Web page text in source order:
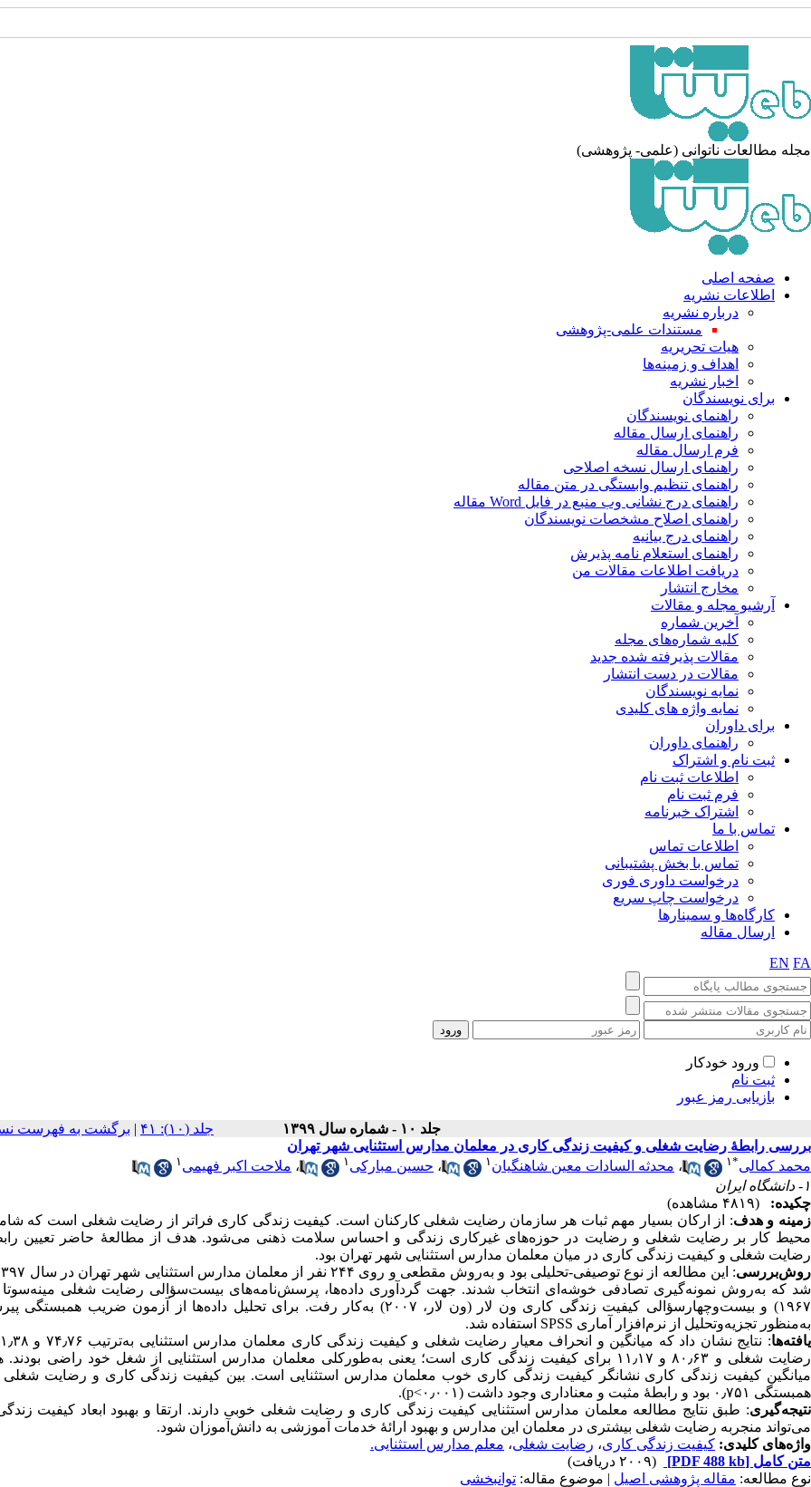
مجله مطالعات ناتوانی (علمی- پژوهشی)
صفحه اصلی
اطلاعات نشریه
درباره نشریه
مستندات علمی-پژوهشی
هیات تحریریه
اهداف و زمینه‌ها
اخبار نشریه
برای نویسندگان
راهنمای نویسندگان
راهنمای ارسال مقاله
فرم ارسال مقاله
راهنمای ارسال نسخه اصلاحی
راهنمای تنظیم وابستگی در متن مقاله
راهنمای درج نشانی وب منبع در فایل Word مقاله
راهنمای اصلاح مشخصات نویسندگان
راهنمای درج بیانیه
راهنمای استعلام نامه پذیرش
دریافت اطلاعات مقالات من
مخارج انتشار
آرشیو مجله و مقالات
آخرین شماره
کلیه شماره‌های مجله
مقالات پذیرفته شده جدید
مقالات در دست انتشار
نمایه نویسندگان
نمایه واژه های کلیدی
برای داوران
راهنمای داوران
ثبت نام و اشتراک
اطلاعات ثبت نام
فرم ثبت نام
اشتراک خبرنامه
تماس با ما
اطلاعات تماس
تماس با بخش پشتیبانی
درخواست داوری فوری
درخواست چاپ سریع
کارگاه‌ها و سمینارها
ارسال مقاله
EN FA
ورود خودکار
ثبت نام
بازیابی رمز عبور
جلد ۱۰ - شماره سال ۱۳۹۹ ‫جلد (۱۰): ۴۱ | برگشت به فهرست
بررسی رابطهٔ رضایت شغلی و کیفیت زندگی کاری در معلمان مدارس استثنایی شهر تهران
محمد کمالی*۱ ، محدثه السادات معین شاهنگیان ۱ ، حسین مبارکی ۱ ، ملاحت اکبر فهیمی ۱
۱- دانشگاه ایران
چکیده:
(۴۸۱۹ مشاهده)
زمینه و هدف: از ارکان بسیار مهم ثبات هر سازمان رضایت شغلی کارکنان است. کیفیت زندگی کاری فراتر از رضایت شغلی است که
محیط کار بر رضایت شغلی و رضایت در حوزه‌های غیرکاری زندگی و احساس سلامت ذهنی می‌شود. هدف از مطالعهٔ حاضر تعیین
رضایت شغلی و کیفیت زندگی کاری در میان معلمان مدارس استثنایی شهر تهران بود.
روش‌بررسی
شد که به‌روش نمونه‌گیری تصادفی خوشه‌ای انتخاب شدند. جهت گردآوری داده‌ها، پرسش‌نامه‌‌های بیست‌سؤالی رضایت شغلی
۱۹۶۷) و بیست‌و‌چهارسؤالی کیفیت زندگی کاری ون لار (ون لار، ۲۰۰۷) به‌کار رفت. برای تحلیل داده‌ها از آزمون ضریب
به‌منظور تجزیه‌وتحلیل از نرم‌افزار آماری SPSS استفاده شد.
یافته‌ها
رضایت شغلی و ۸۰٫۶۳ و ۱۱٫۱۷ برای کیفیت زندگی کاری است؛ یعنی به‌طورکلی معلمان مدارس استثنایی از شغل خود راضی
میانگین کیفیت زندگی کاری نشانگر کیفیت زندگی کاری خوب معلمان مدارس استثنایی است. بین کیفیت زندگی کاری و رضایت
همبستگی ۰٫۷۵۱ بود و رابطهٔ مثبت و معناداری وجود داشت (۰٫۰۰۱>p).
نتیجه‌گیری: طبق نتایج مطالعه معلمان مدارس استثنایی کیفیت زندگی کاری و رضایت شغلی خوبی دارند. ارتقا و بهبود ابعاد کیفیت
می‌تواند منجربه رضایت شغلی بیشتری در معلمان این مدارس و بهبود ارائهٔ خدمات آموزشی به دانش‌آموزان شود.
واژه‌های کلیدی: کیفیت زندگی کاری، رضایت شغلی، معلم مدارس ‌استثنایی.
متن کامل [PDF 488 kb]
(۲۰۰۹ دریافت)
نوع مطالعه: مقاله پژوهشی اصیل | موضوع مقاله: توانبخشی